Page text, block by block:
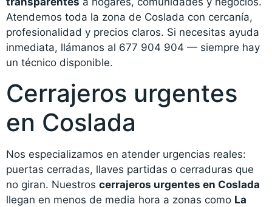
Atendemos toda la zona de Coslada con cercanía,
profesionalidad y precios claros. Si necesitas ayuda
inmediata, llámanos al 677 904 904 — siempre hay
un técnico disponible.
Cerrajeros urgentes
en Coslada
Nos especializamos en atender urgencias reales:
puertas cerradas, llaves partidas o cerraduras que
no giran. Nuestros cerrajeros urgentes en Coslada
llegan en menos de media hora a zonas como La